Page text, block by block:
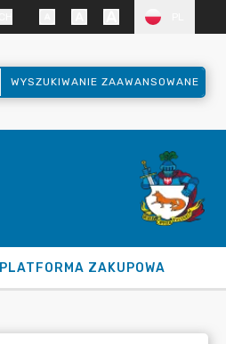
WYSZUKIWANIE ZAAWANSOWANE
PLATFORMA ZAKUPOWA